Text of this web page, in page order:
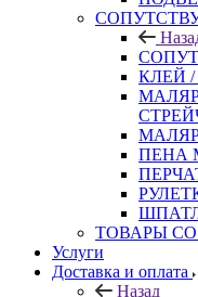
КЛЕЙ
ПЕНА
ТОВАРЫ
Услуги
Доставка и оплата
Назад